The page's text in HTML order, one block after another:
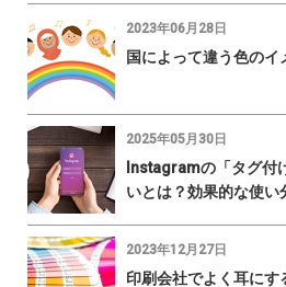
2023年06月28日
国によって違う色のイ
2025年05月30日
Instagramの「タグ付
いとは？効果的な使い
2023年12月27日
印刷会社でよく耳にす